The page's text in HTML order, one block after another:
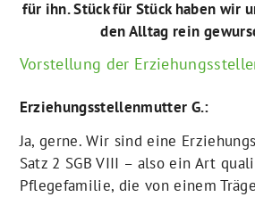
für ihn. Stück für Stück haben wir
den Alltag rein
Vorstellung der
Erziehungsstellenmutter G.:
Ja, gerne. Wir sind eine
Satz 2 SGB VIII – also ein Art
Pflegefamilie, die von einem